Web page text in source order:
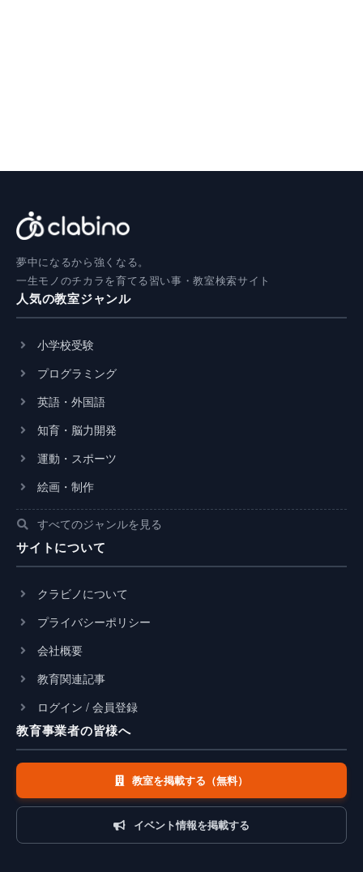
夢中になるから強くなる。
一生モノのチカラを育てる習い事・教室検索サイト
人気の教室ジャンル
小学校受験
プログラミング
英語・外国語
知育・脳力開発
運動・スポーツ
絵画・制作
すべてのジャンルを見る
サイトについて
クラビノについて
プライバシーポリシー
会社概要
教育関連記事
ログイン / 会員登録
教育事業者の皆様へ
教室を掲載する（無料）
イベント情報を掲載する